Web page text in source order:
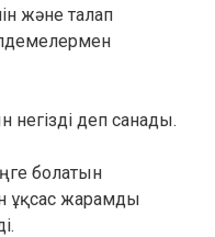
және талап
деп санады.
болатын
ұқсас жарамды